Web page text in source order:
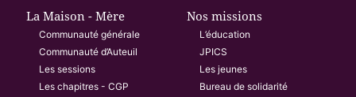
La Maison - Mère
Communauté générale
Communauté d’Auteuil
Les sessions
Les chapitres - CGP
Nos missions
L’éducation
JPICS
Les jeunes
Bureau de solidarité